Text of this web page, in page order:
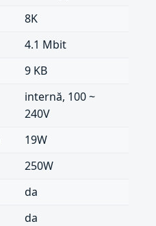
8K
4.1 Mbit
9 KB
internă, 100 ~
240V
19W
250W
da
da